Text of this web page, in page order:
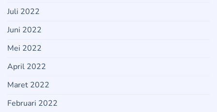
Juli 2022
Juni 2022
Mei 2022
April 2022
Maret 2022
Februari 2022